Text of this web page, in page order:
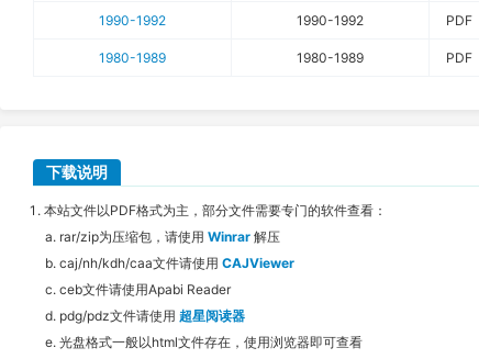
1990-1992 1990-1992 PDF
1980-1989 1980-1989 PDF
下载说明
本站文件以PDF格式为主，部分文件需要专门的软件查看：
rar/zip为压缩包，请使用 Winrar 解压
caj/nh/kdh/caa文件请使用 CAJViewer
ceb文件请使用Apabi Reader
pdg/pdz文件请使用 超星阅读器
光盘格式一般以html文件存在，使用浏览器即可查看